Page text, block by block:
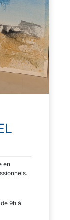
en
9h à